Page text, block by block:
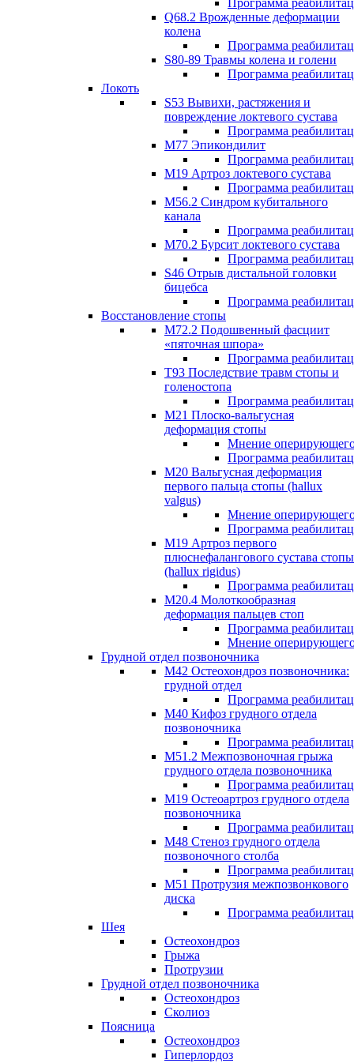
Программа
Q68.2 Врожденные деформации
колена
Программа
S80-89 Травмы колена и голени
Программа
Локоть
S53 Вывихи, растяжения и
повреждение локтевого сустава
Программа
М77 Эпикондилит
Программа
M19 Артроз локтевого сустава
Программа
М56.2 Синдром кубитального
канала
Программа
M70.2 Бурсит локтевого сустава
Программа
S46 Отрыв дистальной головки
бицебса
Программа
Восстановление стопы
М72.2 Подошвенный фасциит
«пяточная шпора»
Программа
Т93 Последствие травм стопы и
голеностопа
Программа
М21 Плоско-вальгусная
деформация стопы
Мнение
Программа
М20 Вальгусная деформация
первого пальца стопы (hallux
valgus)
Мнение
Программа
М19 Артроз первого
плюснефалангового сустава стопы
(hallux rigidus)
Программа
М20.4 Молоткообразная
деформация пальцев стоп
Программа
Мнение
Грудной отдел позвоночника
М42 Остеохондроз позвоночника:
грудной отдел
Программа
М40 Кифоз грудного отдела
позвоночника
Программа
M51.2 Межпозвоночная грыжа
грудного отдела позвоночника
Программа
М19 Остеоартроз грудного отдела
позвоночника
Программа
M48 Стеноз грудного отдела
позвоночного столба
Программа
М51 Протрузия межпозвонкового
диска
Программа
Шея
Остеохондроз
Грыжа
Протрузии
Грудной отдел позвоночника
Остеохондроз
Сколиоз
Поясница
Остеохондроз
Гиперлордоз